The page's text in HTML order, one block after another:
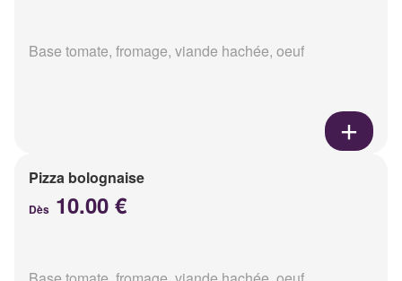
Base tomate, fromage, viande hachée, oeuf
Pizza bolognaise
Dès 10.00 €